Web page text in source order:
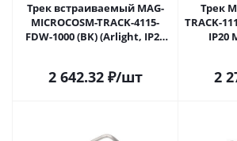
Трек встраиваемый MAG-
MICROCOSM-TRACK-4115-
FDW-1000 (BK) (Arlight, IP20
2 642.32₽/шт
Трек
TRACK-
IP20
2